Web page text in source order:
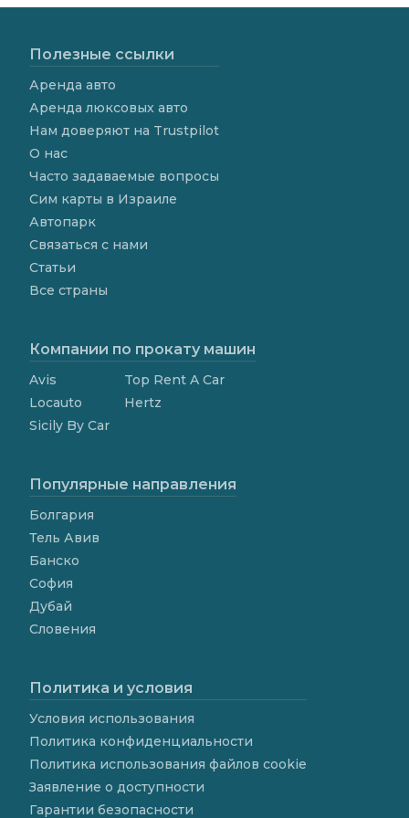
Полезные ссылки
Аренда авто
Аренда люксовых авто
Нам доверяют на Trustpilot
О нас
Часто задаваемые вопросы
Сим карты в Израиле
Автопарк
Связаться с нами
Статьи
Все страны
Компании по прокату машин
Avis
Locauto
Sicily By Car
Top Rent A Car
Hertz
Популярные направления
Болгария
Тель Авив
Банско
София
Дубай
Словения
Политика и условия
Условия использования
Политика конфиденциальности
Политика использования файлов cookie
Заявление о доступности
Гарантии безопасности